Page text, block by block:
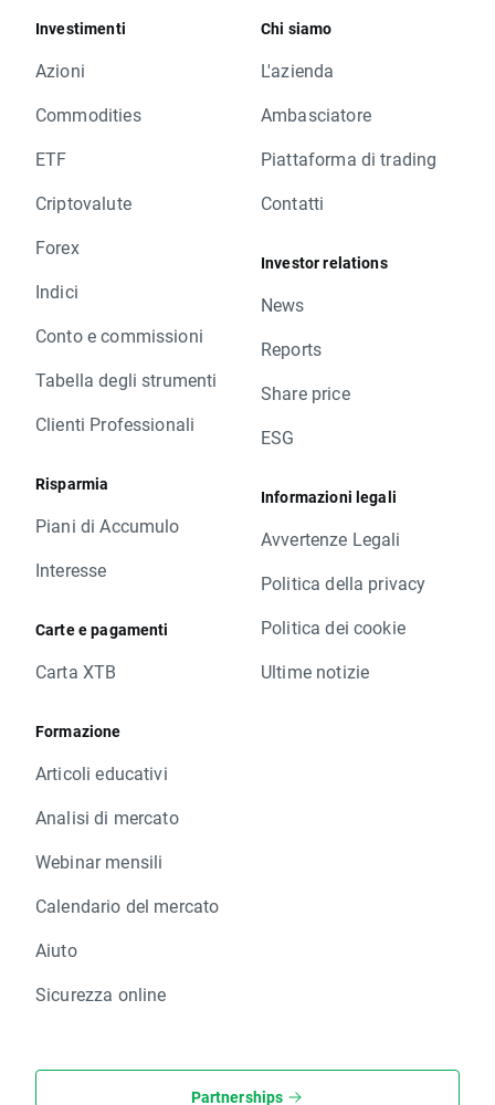
Investimenti
Azioni
Commodities
ETF
Criptovalute
Forex
Indici
Conto e commissioni
Tabella degli strumenti
Clienti Professionali
Risparmia
Piani di Accumulo
Interesse
Carte e pagamenti
Carta XTB
Formazione
Articoli educativi
Analisi di mercato
Webinar mensili
Calendario del mercato
Aiuto
Sicurezza online
Chi siamo
L'azienda
Ambasciatore
Piattaforma di trading
Contatti
Investor relations
News
Reports
Share price
ESG
Informazioni legali
Avvertenze Legali
Politica della privacy
Politica dei cookie
Ultime notizie
Partnerships